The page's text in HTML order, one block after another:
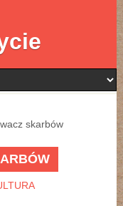
skarbów